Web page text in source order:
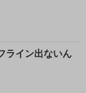
ライン出ないん